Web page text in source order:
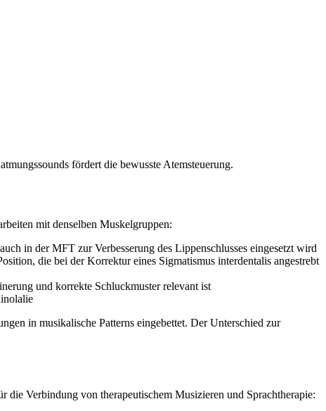
fördert die bewusste Atemsteuerung.
mit denselben Muskelgruppen:
in der MFT zur Verbesserung des Lippenschlusses eingesetzt wird
die bei der Korrektur eines Sigmatismus interdentalis angestrebt
und korrekte Schluckmuster relevant ist
in musikalische Patterns eingebettet. Der Unterschied zur
Verbindung von therapeutischem Musizieren und Sprachtherapie: